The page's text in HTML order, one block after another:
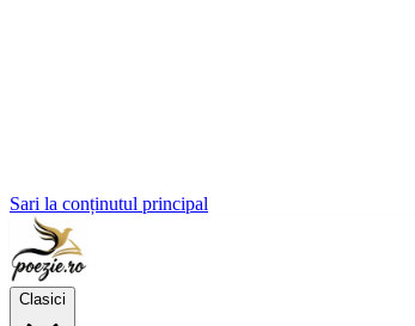
Sari la conținutul principal
Clasici